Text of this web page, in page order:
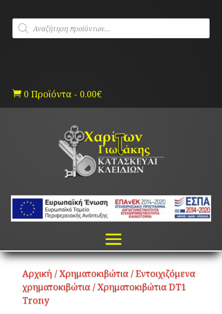
content
Products
search
 0 Προϊόντα - 0.00€
Αρχική / Χρηματοκιβώτια/ Εντοιχιζόμενα
χρηματοκιβώτια/ Χρηματοκιβώτια DT1
Trony